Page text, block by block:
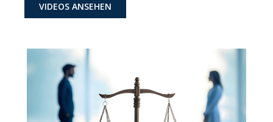
VIDEOS ANSEHEN